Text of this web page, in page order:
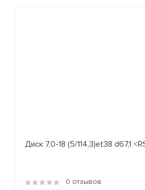
Диск 7,0-18 (5/114,3)et38 d67,1
0 отзывов